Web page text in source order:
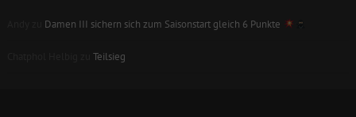
Damen III sichern sich zum Saisonstart gleich 6 Punkte
Teilsieg